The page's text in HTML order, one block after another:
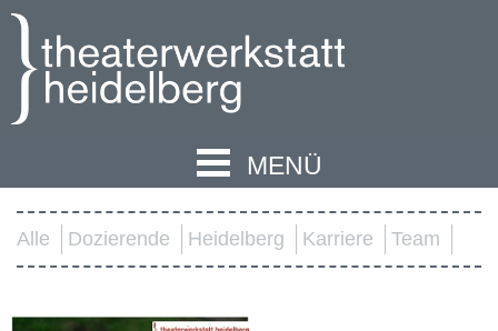
MENÜ
Alle Dozierende Heidelberg Karriere Team